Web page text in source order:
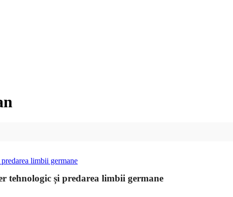
tehnologic și predarea limbii germane